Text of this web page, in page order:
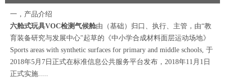
一，产品介绍
六舱式玩具VOC检测气候舱由（基础）归口、执行、主管，由“教
育装备研究与发展中心"起草的《中小学合成材料面层运动场地》
Sports areas with synthetic surfaces for primary and middle schools, 于
2018年5月7日正式在标准信息公共服务平台发布，2018年11月1日
正式实施.....